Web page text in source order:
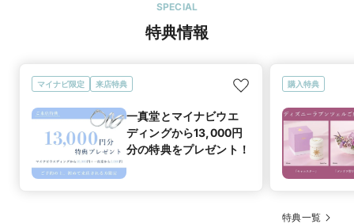
SPECIAL
特典情報
マイナビ限定 来店特典
一真堂とマイナビウエ
ディングから13,000円
分の特典をプレゼント！
購入特典
特典一覧